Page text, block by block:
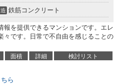
鉄筋コンクリート
を提供できるマンションです。エレ
々です。日常で不自由を感じることの
面積 詳細 検討リスト
ら